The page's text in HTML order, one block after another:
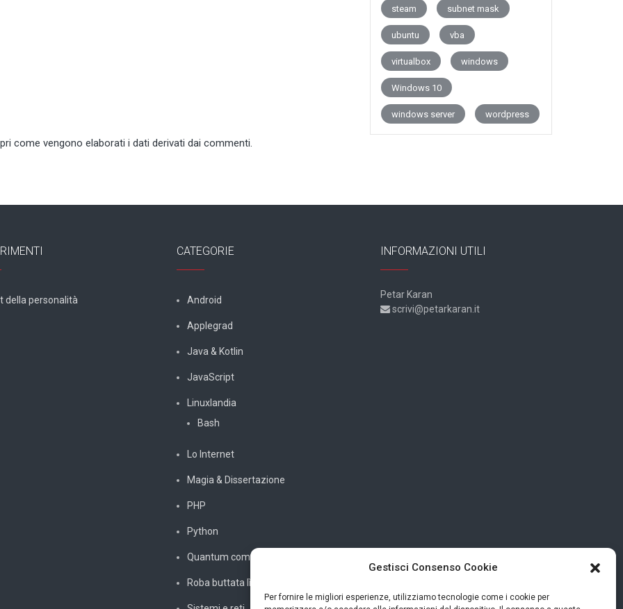
Gestisci Consenso Cookie
Per fornire le migliori esperienze, utilizziamo tecnologie come i cookie per
come vengono elaborati i dati derivati dai commenti.
steam subnet mask
ubuntu vba
virtualbox windows
Windows 10
windows server wordpress
della personalità
CATEGORIE
Android
Applegrad
Java & Kotlin
JavaScript
Linuxlandia
Bash
Lo Internet
Magia & Dissertazione
PHP
Python
Quantum computing
Roba buttata lì
INFORMAZIONI UTILI
Petar Karan
scrivi@petarkaran.it